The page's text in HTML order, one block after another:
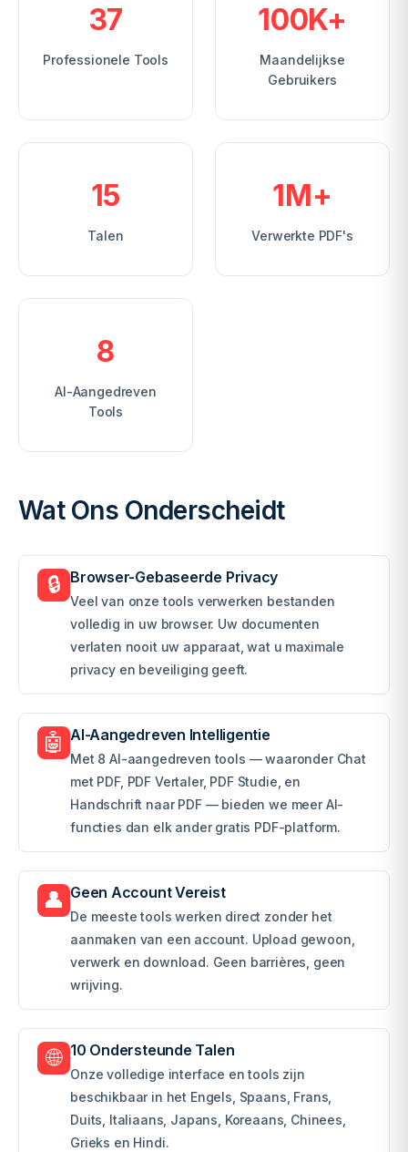
37
Professionele Tools
100K+
Maandelijkse
Gebruikers
15
Talen
1M+
Verwerkte PDF's
8
AI-Aangedreven
Tools
Wat Ons Onderscheidt
🔒 Browser-Gebaseerde Privacy
Veel van onze tools verwerken bestanden
volledig in uw browser. Uw documenten
verlaten nooit uw apparaat, wat u maximale
privacy en beveiliging geeft.
🤖 AI-Aangedreven Intelligentie
Met 8 AI-aangedreven tools — waaronder Chat
met PDF, PDF Vertaler, PDF Studie, en
Handschrift naar PDF — bieden we meer AI-
functies dan elk ander gratis PDF-platform.
👤 Geen Account Vereist
De meeste tools werken direct zonder het
aanmaken van een account. Upload gewoon,
verwerk en download. Geen barrières, geen
wrijving.
🌐 10 Ondersteunde Talen
Onze volledige interface en tools zijn
beschikbaar in het Engels, Spaans, Frans,
Duits, Italiaans, Japans, Koreaans, Chinees,
Grieks en Hindi.